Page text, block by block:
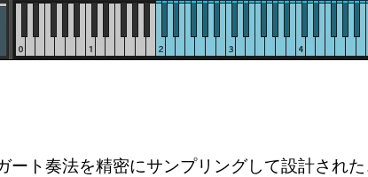
ート奏法を精密にサンプリングして設計され